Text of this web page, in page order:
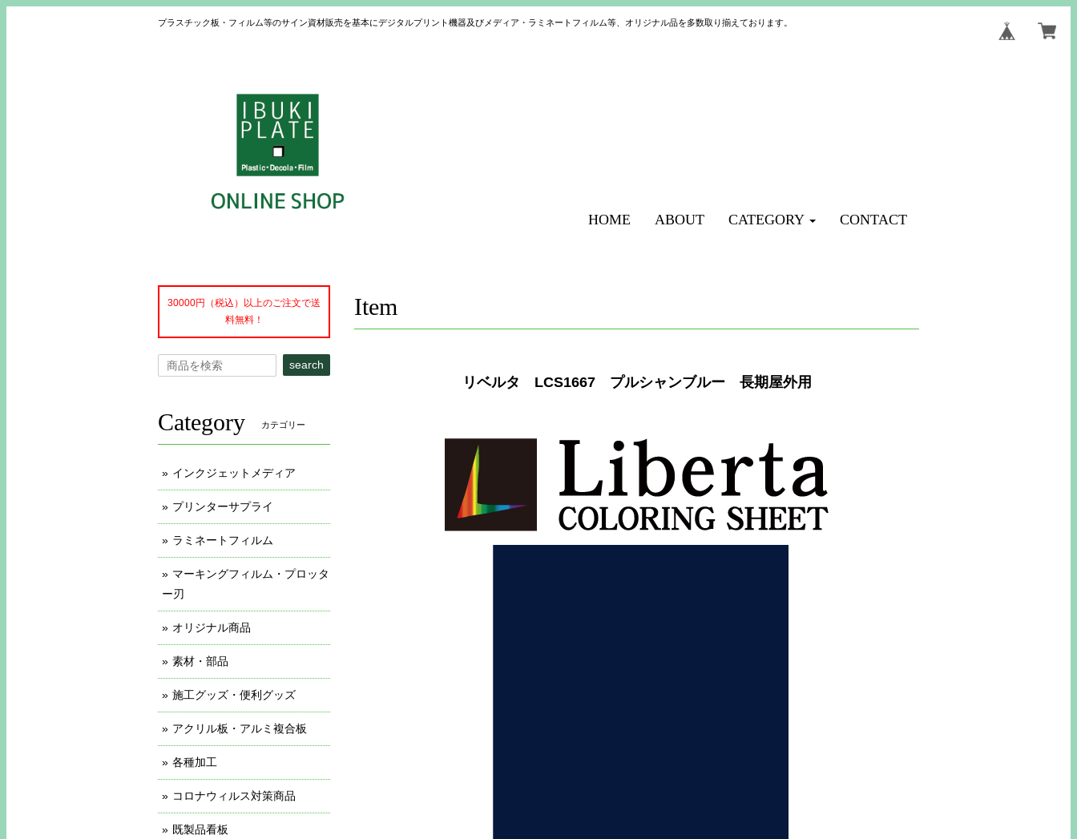
プラスチック板・フィルム等のサイン資材販売を基本にデジタルプリント機器及びメディア・ラミネートフィルム等、オリジナル品を多数取り揃えております。
HOME ABOUT CATEGORY CONTACT
Item
リベルタ LCS1667 プルシャンブルー 長期屋外用
30000円（税込）以上のご注文で送
料無料！
search
Category カテゴリー
インクジェットメディア
プリンターサプライ
ラミネートフィルム
マーキングフィルム・プロッタ
ー刃
オリジナル商品
素材・部品
施工グッズ・便利グッズ
アクリル板・アルミ複合板
各種加工
コロナウィルス対策商品
既製品看板